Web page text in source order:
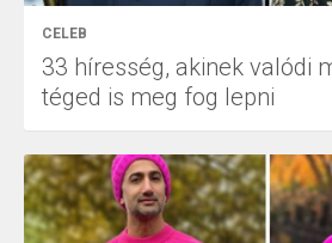
CELEB
33 híresség, akinek valódi
téged is meg fog lepni